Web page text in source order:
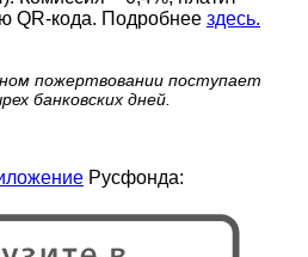
QR-кода. Подробнее здесь.
пожертвовании поступает
банковских дней.
Русфонда: